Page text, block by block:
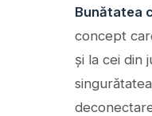
Bunătatea
concept
și la cei din